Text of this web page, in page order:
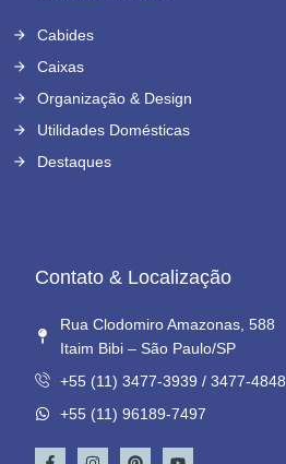
Cabides
Caixas
Organização & Design
Utilidades Domésticas
Destaques
Contato & Localização
Rua Clodomiro Amazonas, 588
Itaim Bibi – São Paulo/SP
+55 (11) 3477-3939 / 3477-4848
+55 (11) 96189-7497